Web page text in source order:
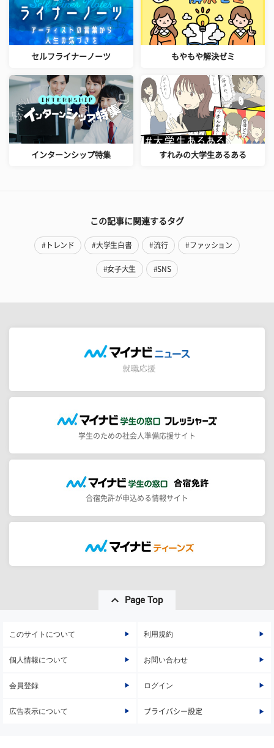
セルフライナーノーツ もやもや解決ゼミ
インターンシップ特集 すれみの大学生あるある
この記事に関連するタグ
#トレンド #大学生白書 #流行 #ファッション
#女子大生 #SNS
学生のための社会人準備応援サイト
合宿免許が申込める情報サイト
Page Top
このサイトについて 利用規約
個人情報について お問い合わせ
会員登録 ログイン
広告表示について プライバシー設定